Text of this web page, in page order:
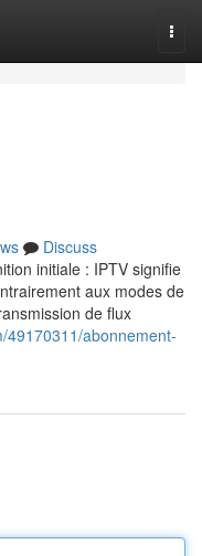
Discuss
initiale : IPTV signifie
aux modes de
de flux
49170311/abonnement-